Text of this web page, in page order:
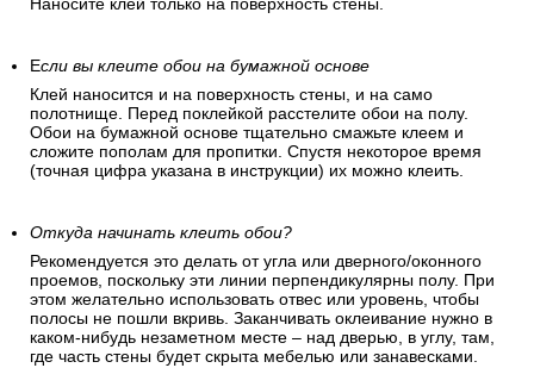
Наносите клей только на поверхность стены.
Если вы клеите обои на бумажной основе
Клей наносится и на поверхность стены, и на само
полотнище. Перед поклейкой расстелите обои на полу.
Обои на бумажной основе тщательно смажьте клеем и
сложите пополам для пропитки. Спустя некоторое время
(точная цифра указана в инструкции) их можно клеить.
Откуда начинать клеить обои?
Рекомендуется это делать от угла или дверного/оконного
проемов, поскольку эти линии перпендикулярны полу. При
этом желательно использовать отвес или уровень, чтобы
полосы не пошли вкривь. Заканчивать оклеивание нужно в
каком-нибудь незаметном месте – над дверью, в углу, там,
где часть стены будет скрыта мебелью или занавесками.